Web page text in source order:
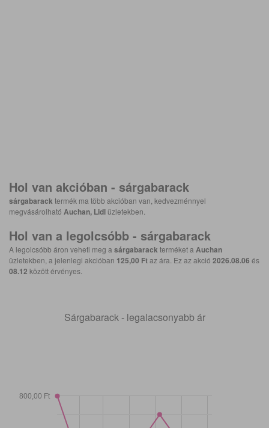
Hol van akcióban - sárgabarack
sárgabaracktermék ma több akcióban van, kedvezménnyel
megvásárolható Auchan, Lidl üzletekben.
Hol van a legolcsóbb - sárgabarack
A legolcsóbb áron veheti meg a sárgabarackterméket a Auchan
üzletekben, a jelenlegi akcióban 125,00 Ftaz ára. Ez az akció 2026.08.06 és
08.12 között érvényes.
Sárgabarack - legalacsonyabb ár
800,00 Ft